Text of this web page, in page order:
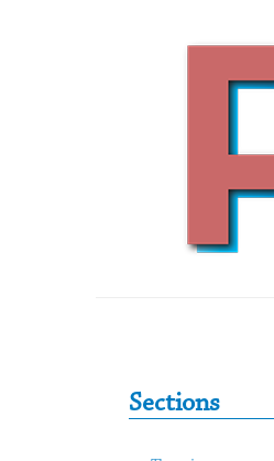
Primary Sidebar
Sections